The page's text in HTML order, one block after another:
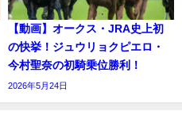
【動画】オークス・JRA史上初
の快挙！ジュウリョクピエロ・
今村聖奈の初騎乗位勝利！
2026年5月24日